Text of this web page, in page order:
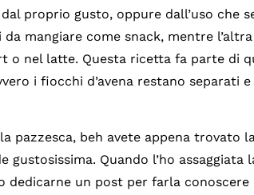
proprio gusto, oppure dall’uso che
mangiare come snack, mentre
o nel latte. Questa ricetta fa parte di
i fiocchi d’avena restano separati e
pazzesca, beh avete appena trovato
gustosissima. Quando l’ho assaggiata
dedicarne un post per farla